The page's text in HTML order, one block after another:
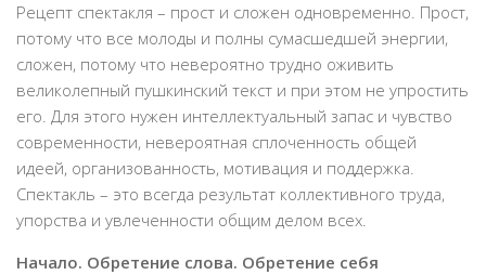
Рецепт спектакля – прост и сложен одновременно. Прост,
потому что все молоды и полны сумасшедшей энергии,
сложен, потому что невероятно трудно оживить
великолепный пушкинский текст и при этом не упростить
его. Для этого нужен интеллектуальный запас и чувство
современности, невероятная сплоченность общей
идеей, организованность, мотивация и поддержка.
Спектакль – это всегда результат коллективного труда,
упорства и увлеченности общим делом всех.
Начало. Обретение слова. Обретение себя